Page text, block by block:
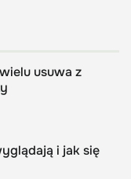
usuwa z
i jak się